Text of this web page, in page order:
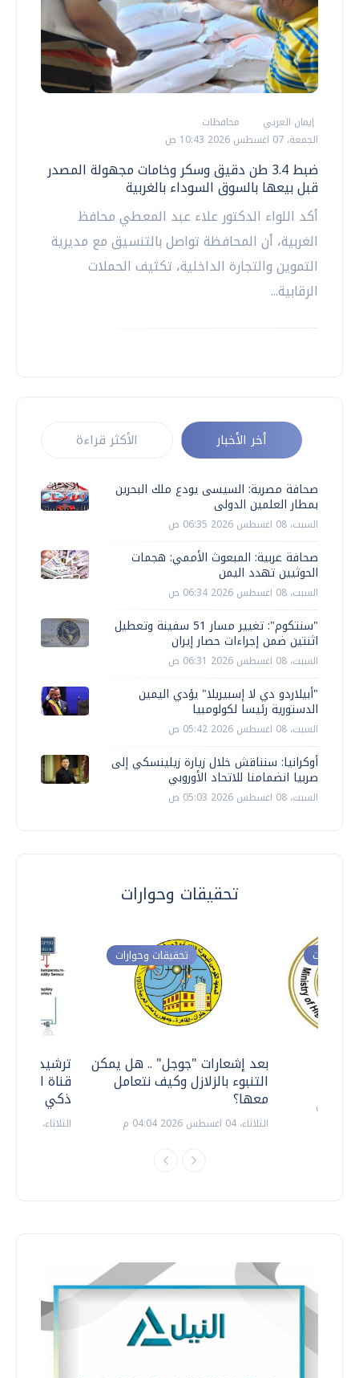
إيمان العربي
محافظات
الجمعة، 07 اغسطس 2026 10:43 ص
ضبط 3.4 طن دقيق وسكر وخامات مجهولة المصدر
قبل بيعها بالسوق السوداء بالغربية
أكد اللواء الدكتور علاء عبد المعطي محافظ
الغربية، أن المحافظة تواصل بالتنسيق مع مديرية
التموين والتجارة الداخلية، تكثيف الحملات
الرقابية...
أخر الأخبار الأكثر قراءة
صحافة مصرية: السيسى يودع ملك البحرين
بمطار العلمين الدولى
السبت، 08 اغسطس 2026 06:35 ص
صحافة عربية: المبعوث الأممي: هجمات
الحوثيين تهدد اليمن
السبت، 08 اغسطس 2026 06:34 ص
"سنتكوم": تغيير مسار 51 سفينة وتعطيل
اثنتين ضمن إجراءات حصار إيران
السبت، 08 اغسطس 2026 06:31 ص
"أبيلاردو دي لا إسبيريلا" يؤدي اليمين
الدستورية رئيسا لكولومبيا
السبت، 08 اغسطس 2026 05:42 ص
أوكرانيا: سنناقش خلال زيارة زيلينسكي إلى
صربيا انضمامنا للاتحاد الأوروبي
السبت، 08 اغسطس 2026 05:03 ص
تحقيقات وحوارات
ترشيدا
قناة
ذكي
الثلاثاء، 14 يوليو 2026 06:11 م
تحقيقات وحوارات
بعد إشعارات "جوجل" .. هل يمكن
التنبوء بالزلازل وكيف نتعامل
معها؟
الثلاثاء، 04 اغسطس 2026 04:04 م
وحوارات